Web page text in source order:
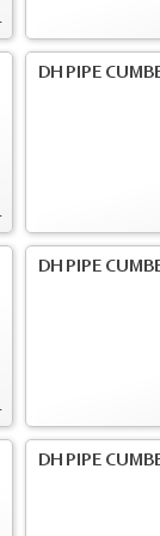
DH PIPE
DH PIPE
DH PIPE